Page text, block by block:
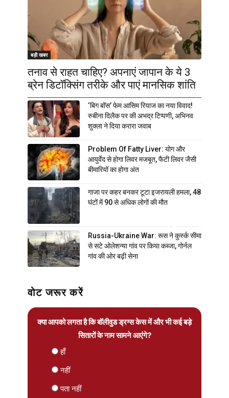
बड़ी खबर
तनाव से राहत चाहिए? अपनाएं जापान के ये 3
ब्रेन डिटॉक्सिंग तरीके और पाएं मानसिक शांति
‘बिग बॉस’ फेम आसिम रियाज का नया विवाद!
रुबीना दिलैक पर की अभद्र टिप्पणी, अभिनव
शुक्ला ने दिया करारा जवाब
Problem Of Fatty Liver: योग और
आयुर्वेद से होगा लिवर मजबूत, फैटी लिवर जैसी
बीमारियों का होगा अंत
गाजा पर कहर बनकर टूटा इजरायली हमला, 48
घंटों में 90 से अधिक लोगों की मौत
Russia-Ukraine War: रूस ने कुर्स्क सीमा
से सटे ओलेशन्या गांव पर किया कब्जा, गोर्नल
गांव की ओर बढ़ी सेना
वोट जरूर करें
क्या आपको लगता है कि बॉलीवुड ड्रग्स केस में और भी कई बड़े
सितारों के नाम सामने आएंगे?
हाँ
नहीं
पता नहीं